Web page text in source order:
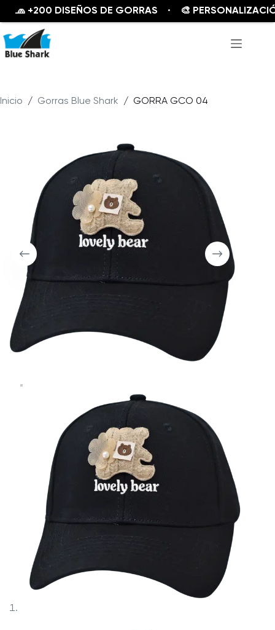
al
contenido
Inicio / Gorras Blue Shark / GORRA GCO 04
+200 DISEÑOS DE GORRAS · 🎨 PERSONALIZACIÓN